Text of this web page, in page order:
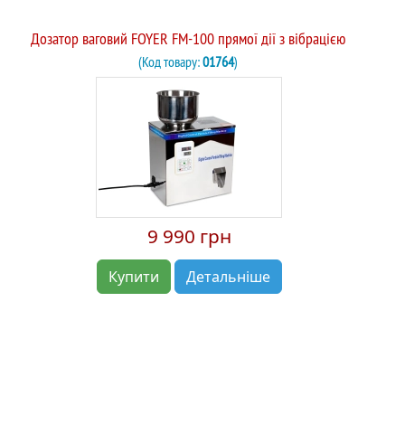
Дозатор ваговий FOYER FM-100 прямої дії з вібрацією
(Код товару:01764)
9 990 грн
Купити Детальніше